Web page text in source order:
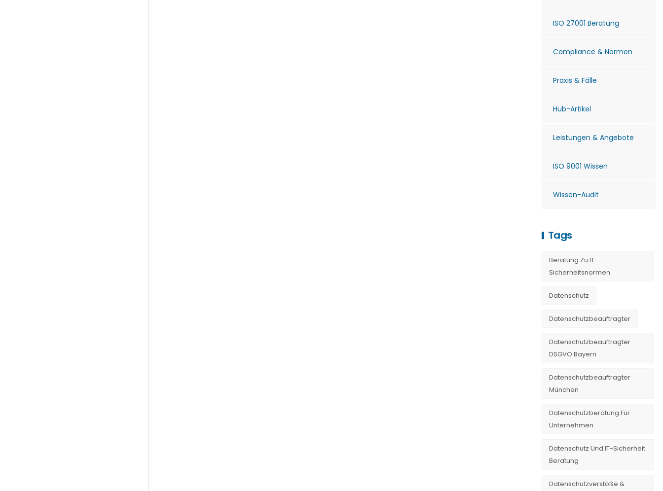
ISO 27001 Beratung
Compliance & Normen
Praxis & Fälle
Hub-Artikel
Leistungen & Angebote
ISO 9001 Wissen
Wissen-Audit
Tags
Beratung Zu IT-
Sicherheitsnormen
Datenschutz
Datenschutzbeauftragter
Datenschutzbeauftragter
DSGVO Bayern
Datenschutzbeauftragter
München
Datenschutzberatung Für
Unternehmen
Datenschutz Und IT-Sicherheit
Beratung
Datenschutzverstöße &